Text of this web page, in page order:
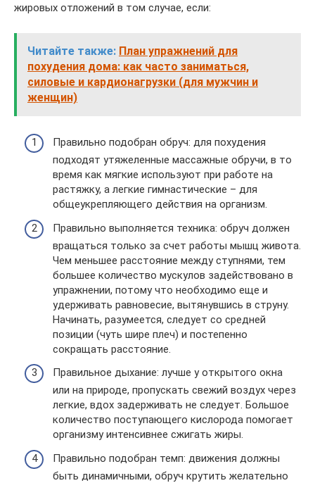
жировых отложений в том случае, если:
Читайте также: План упражнений для
похудения дома: как часто заниматься,
силовые и кардионагрузки (для мужчин и
женщин)
Правильно подобран обруч: для похудения
подходят утяжеленные массажные обручи, в то
время как мягкие используют при работе на
растяжку, а легкие гимнастические – для
общеукрепляющего действия на организм.
Правильно выполняется техника: обруч должен
вращаться только за счет работы мышц живота.
Чем меньшее расстояние между ступнями, тем
большее количество мускулов задействовано в
упражнении, потому что необходимо еще и
удерживать равновесие, вытянувшись в струну.
Начинать, разумеется, следует со средней
позиции (чуть шире плеч) и постепенно
сокращать расстояние.
Правильное дыхание: лучше у открытого окна
или на природе, пропускать свежий воздух через
легкие, вдох задерживать не следует. Большое
количество поступающего кислорода помогает
организму интенсивнее сжигать жиры.
Правильно подобран темп: движения должны
быть динамичными, обруч крутить желательно